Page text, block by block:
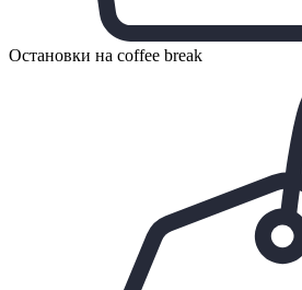
Остановки на coffee break